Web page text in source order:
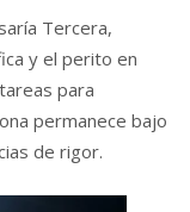
Tercera,
y el perito en
para
permanece bajo
de rigor.